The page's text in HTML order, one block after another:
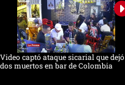
Video captó ataque sicarial que dejó
dos muertos en bar de Colombia